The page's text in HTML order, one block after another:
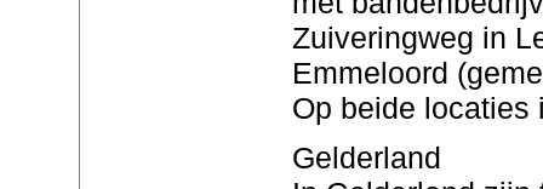
Zuiveringweg in
Emmeloord
Op beide locaties
Gelderland